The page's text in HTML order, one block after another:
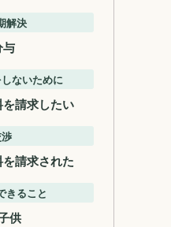
解決
与
ないために
請求したい
請求された
きること
供